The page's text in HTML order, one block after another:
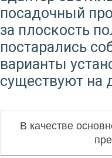
посадочный
за плоскость
постарались
варианты
существуют на
В качестве